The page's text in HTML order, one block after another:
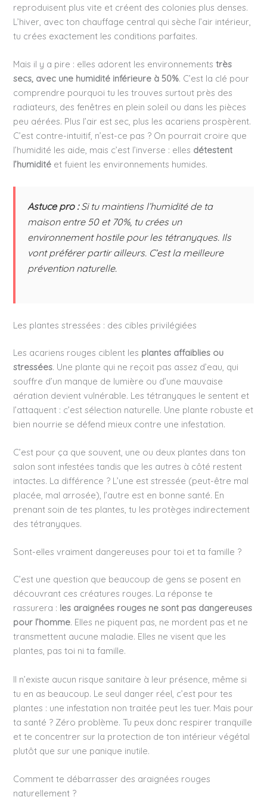
reproduisent plus vite et créent des colonies plus denses.
L’hiver, avec ton chauffage central qui sèche l’air intérieur,
tu crées exactement les conditions parfaites.
Mais il y a pire : elles adorent les environnementstrès
secs, avec une humidité inférieure à 50%. C’est la clé pour
comprendre pourquoi tu les trouves surtout près des
radiateurs, des fenêtres en plein soleil ou dans les pièces
peu aérées. Plus l’air est sec, plus les acariens prospèrent.
C’est contre-intuitif, n’est-ce pas ? On pourrait croire que
l’humidité les aide, mais c’est l’inverse : elles détestent
l’humidité et fuient les environnements humides.
Astuce pro :Si tu maintiens l’humidité de ta
maison entre 50 et 70%, tu crées un
environnement hostile pour les tétranyques. Ils
vont préférer partir ailleurs. C’est la meilleure
prévention naturelle.
Les plantes stressées : des cibles privilégiées
Les acariens rouges ciblent les plantes affaiblies ou
stressées. Une plante qui ne reçoit pas assez d’eau, qui
souffre d’un manque de lumière ou d’une mauvaise
aération devient vulnérable. Les tétranyques le sentent et
l’attaquent : c’est sélection naturelle. Une plante robuste et
bien nourrie se défend mieux contre une infestation.
C’est pour ça que souvent, une ou deux plantes dans ton
salon sont infestées tandis que les autres à côté restent
intactes. La différence ? L’une est stressée (peut-être mal
placée, mal arrosée), l’autre est en bonne santé. En
prenant soin de tes plantes, tu les protèges indirectement
des tétranyques.
Sont-elles vraiment dangereuses pour toi et ta famille ?
C’est une question que beaucoup de gens se posent en
découvrant ces créatures rouges. La réponse te
rassurera : les araignées rouges ne sont pas dangereuses
pour l’homme. Elles ne piquent pas, ne mordent pas et ne
transmettent aucune maladie. Elles ne visent que les
plantes, pas toi ni ta famille.
Il n’existe aucun risque sanitaire à leur présence, même si
tu en as beaucoup. Le seul danger réel, c’est pour tes
plantes : une infestation non traitée peut les tuer. Mais pour
ta santé ? Zéro problème. Tu peux donc respirer tranquille
et te concentrer sur la protection de ton intérieur végétal
plutôt que sur une panique inutile.
Comment te débarrasser des araignées rouges
naturellement ?